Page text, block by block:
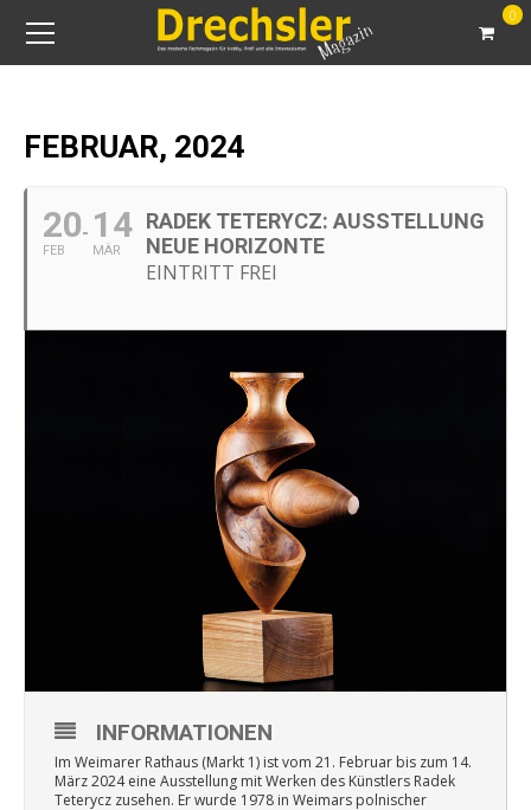
0
FEBRUAR, 2024
20
FEB
14
MÄR
RADEK TETERYCZ: AUSSTELLUNG
NEUE HORIZONTE
EINTRITT FREI
INFORMATIONEN
Im Weimarer Rathaus (Markt 1) ist vom 21. Februar bis zum 14.
März 2024 eine Ausstellung mit Werken des Künstlers Radek
Teterycz zusehen. Er wurde 1978 in Weimars polnischer